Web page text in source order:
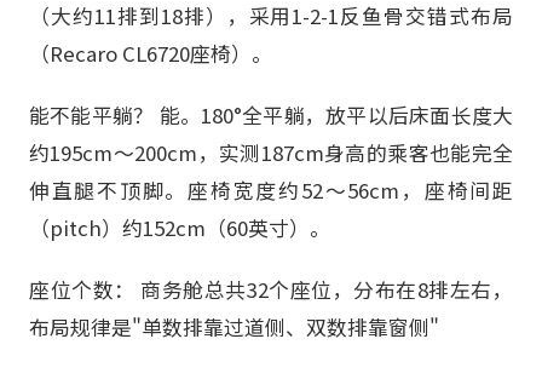
（大约11排到18排），采用1-2-1反鱼骨交错式布局
（Recaro CL6720座椅）。
能不能平躺？ 能。180°全平躺，放平以后床面长度大
约195cm～200cm，实测187cm身高的乘客也能完全
伸直腿不顶脚。座椅宽度约52～56cm，座椅间距
（pitch）约152cm（60英寸）。
座位个数： 商务舱总共32个座位，分布在8排左右，
布局规律是"单数排靠过道侧、双数排靠窗侧"